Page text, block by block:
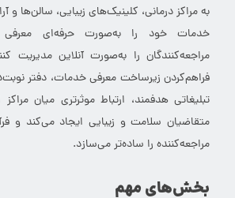
به مراکز درمانی، کلینیک‌های زیبایی، سالن‌ها و
خدمات خود را به‌صورت حرفه‌ای
مراجعه‌کنندگان را به‌صورت آنلاین مدیریت
فراهم‌کردن زیرساخت معرفی خدمات، دفتر
تبلیغاتی هدفمند، ارتباط موثرتری میان
متقاضیان سلامت و زیبایی ایجاد می‌کند و
مراجعه‌کننده را ساده‌تر می‌سازد.
بخش‌های مهم